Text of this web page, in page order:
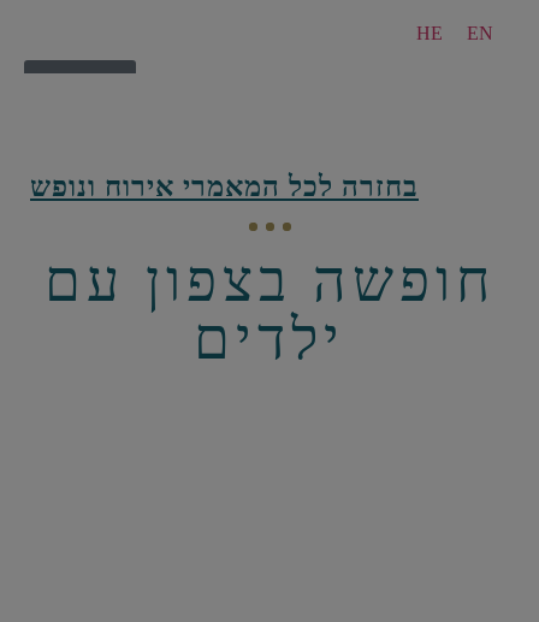
EN
HE
בחזרה לכל המאמרי אירוח ונופש
חופשה בצפון עם
ילדים